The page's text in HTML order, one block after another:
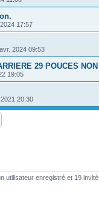
17:57
2024 09:53
29 POUCES
19:05
20:30
utilisateur enregistré et 19